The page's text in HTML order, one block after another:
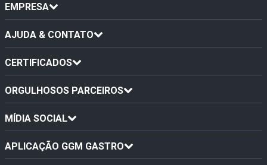
EMPRESA
AJUDA & CONTATO
CERTIFICADOS
ORGULHOSOS PARCEIROS
MÍDIA SOCIAL
APLICAÇÃO GGM GASTRO